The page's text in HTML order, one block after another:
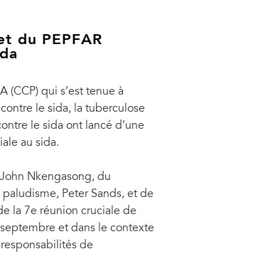
du PEPFAR
(CCP) qui s’est tenue à
le sida, la tuberculose
le sida ont lancé d’une
au sida.
Nkengasong, du
Peter Sands, et de
la 7e réunion cruciale de
et dans le contexte
de